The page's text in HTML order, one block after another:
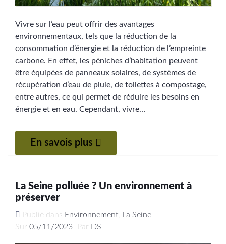
Vivre sur l’eau peut offrir des avantages
environnementaux, tels que la réduction de la
consommation d’énergie et la réduction de l’empreinte
carbone. En effet, les péniches d’habitation peuvent
être équipées de panneaux solaires, de systèmes de
récupération d’eau de pluie, de toilettes à compostage,
entre autres, ce qui permet de réduire les besoins en
énergie et en eau. Cependant, vivre…
En savois plus
La Seine polluée ? Un environnement à
préserver
Publié dans Environnement La Seine
Sur 05/11/2023 Par DS